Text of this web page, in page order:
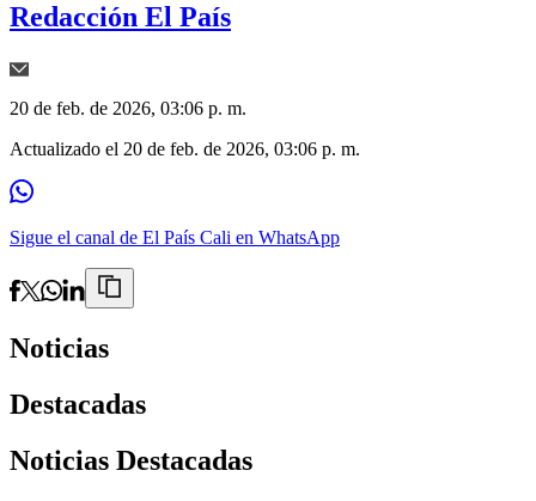
Redacción El País
20 de feb. de 2026, 03:06 p. m.
Actualizado el 20 de feb. de 2026, 03:06 p. m.
Sigue el canal de El País Cali en WhatsApp
Noticias
Destacadas
Noticias Destacadas